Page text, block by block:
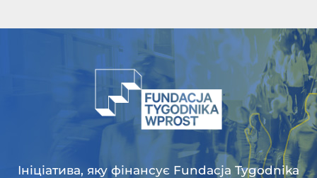
Ініціатива, яку фінансує Fundacja Tygodnika